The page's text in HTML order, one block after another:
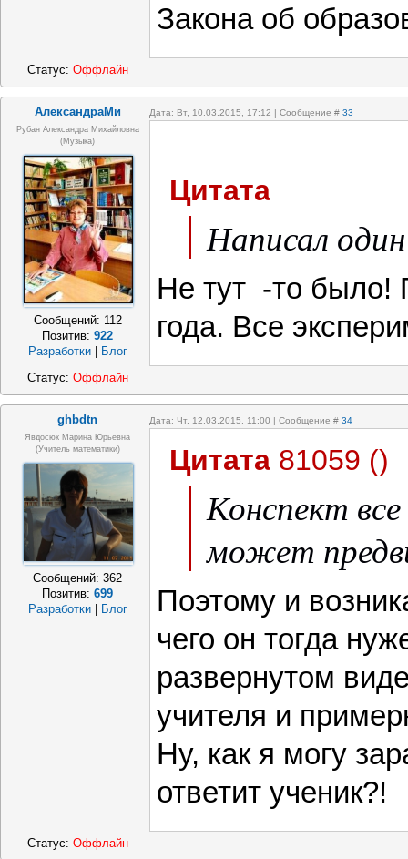
Закона об
Статус: Оффлайн
АлександраМи Дата: Вт, 10.03.2015, 17:12 | Сообщение # 33
Рубан Александра Михайловна
(Музыка)
Сообщений: 112
Позитив:922
Разработки
Блог
Цитата
Написал
Не тут -то было!
года. Все
Статус: Оффлайн
ghbdtn Дата: Чт, 12.03.2015, 11:00 | Сообщение # 34
Явдосюк Марина Юрьевна
(учитель математики)
Сообщений:362
Позитив:699
Разработки
Блог
Цитата 81059 ()
Конспект
может
Поэтому и
чего он тогда
развернутом
учителя и
Ну, как я могу
ответит ученик?!
Статус: Оффлайн